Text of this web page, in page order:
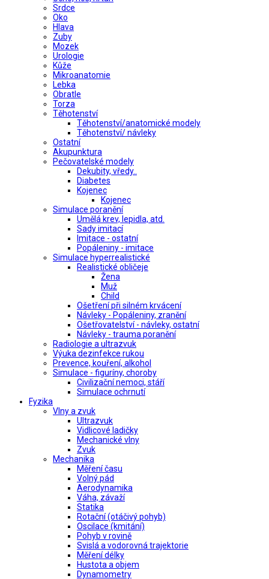
Srdce
Oko
Hlava
Zuby
Mozek
Urologie
Kůže
Mikroanatomie
Lebka
Obratle
Torza
Těhotenství
Těhotenství/anatomické modely
Těhotenství/ návleky
Ostatní
Akupunktura
Pečovatelské modely
Dekubity, vředy..
Diabetes
Kojenec
Kojenec
Simulace poranění
Umělá krev, lepidla, atd.
Sady imitací
Imitace - ostatní
Popáleniny - imitace
Simulace hyperrealistické
Realistické obličeje
Žena
Muž
Child
Ošetření při silném krvácení
Návleky - Popáleniny, zranění
Ošetřovatelství - návleky, ostatní
Návleky - trauma poranění
Radiologie a ultrazvuk
Výuka dezinfekce rukou
Prevence, kouření, alkohol
Simulace - figuríny, choroby
Civilizační nemoci, stáří
Simulace ochrnutí
Fyzika
Vlny a zvuk
Ultrazvuk
Vidlicové ladičky
Mechanické vlny
Zvuk
Mechanika
Měření času
Volný pád
Aerodynamika
Váha, závaží
Statika
Rotační (otáčivý pohyb)
Oscilace (kmitání)
Pohyb v rovině
Svislá a vodorovná trajektorie
Měření délky
Hustota a objem
Dynamometry